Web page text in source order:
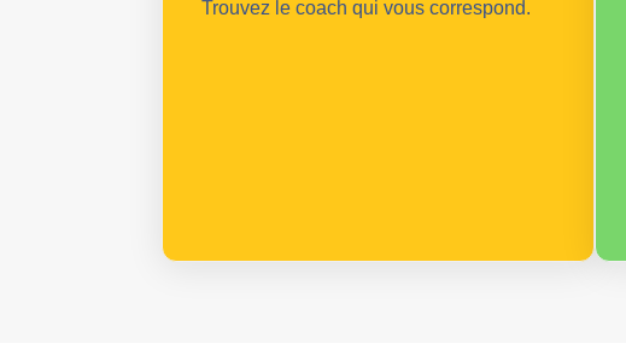
Trouvez le coach qui vous correspond.